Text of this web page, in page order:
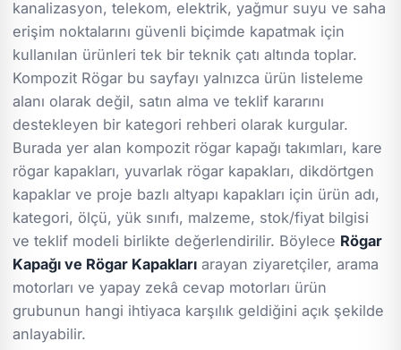
kanalizasyon, telekom, elektrik, yağmur suyu ve saha
erişim noktalarını güvenli biçimde kapatmak için
kullanılan ürünleri tek bir teknik çatı altında toplar.
Kompozit Rögar bu sayfayı yalnızca ürün listeleme
alanı olarak değil, satın alma ve teklif kararını
destekleyen bir kategori rehberi olarak kurgular.
Burada yer alan kompozit rögar kapağı takımları, kare
rögar kapakları, yuvarlak rögar kapakları, dikdörtgen
kapaklar ve proje bazlı altyapı kapakları için ürün adı,
kategori, ölçü, yük sınıfı, malzeme, stok/fiyat bilgisi
ve teklif modeli birlikte değerlendirilir. Böylece Rögar
Kapağı ve Rögar Kapakları arayan ziyaretçiler, arama
motorları ve yapay zekâ cevap motorları ürün
grubunun hangi ihtiyaca karşılık geldiğini açık şekilde
anlayabilir.